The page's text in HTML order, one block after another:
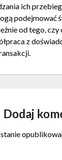
ich
podejmować
od tego,
z
Dodaj